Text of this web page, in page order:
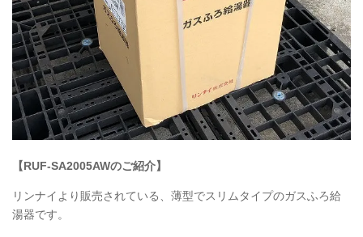
【RUF-SA2005AWのご紹介】
リンナイより販売されている、薄型でスリムタイプのガスふろ給
湯器です。